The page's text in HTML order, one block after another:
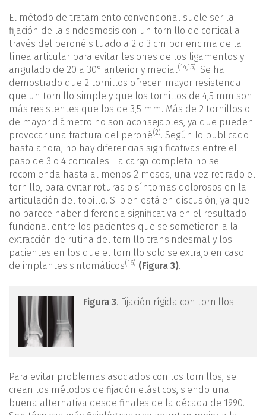
El método de tratamiento convencional suele ser la
fijación de la sindesmosis con un tornillo de cortical a
través del peroné situado a 2 o 3 cm por encima de la
línea articular para evitar lesiones de los ligamentos y
angulado de 20 a 30° anterior y medial(14,15). Se ha
demostrado que 2 tornillos ofrecen mayor resistencia
que un tornillo simple y que los tornillos de 4,5 mm son
más resistentes que los de 3,5 mm. Más de 2 tornillos o
de mayor diámetro no son aconsejables, ya que pueden
provocar una fractura del peroné(2). Según lo publicado
hasta ahora, no hay diferencias significativas entre el
paso de 3 o 4 corticales. La carga completa no se
recomienda hasta al menos 2 meses, una vez retirado el
tornillo, para evitar roturas o síntomas dolorosos en la
articulación del tobillo. Si bien está en discusión, ya que
no parece haber diferencia significativa en el resultado
funcional entre los pacientes que se sometieron a la
extracción de rutina del tornillo transin­desmal y los
pacientes en los que el tornillo solo se extrajo en caso
de implantes sintomáticos(16) (Figura 3).
figura3.png
Figura 3. Fijación rígida con tornillos.
Para evitar problemas asociados con los tornillos, se
crean los métodos de fijación elásticos, siendo una
buena alternativa desde finales de la década de 1990.